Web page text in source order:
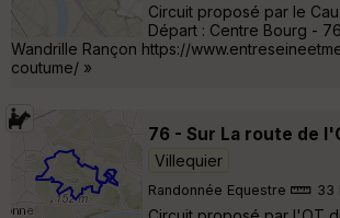
Circuit proposé par le
Départ : Centre Bourg -
Wandrille Rançon https://
coutume/ »
76 - Sur La route de
Villequier
Randonnée Equestre 33